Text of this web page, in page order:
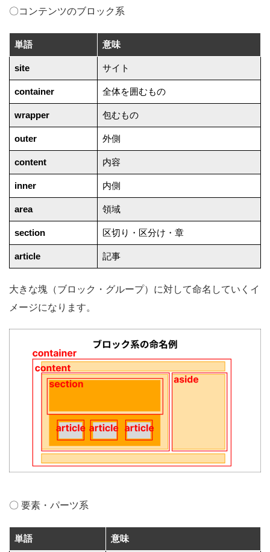
〇コンテンツのブロック系
単語 意味
site サイト
container 全体を囲むもの
wrapper 包むもの
outer 外側
content 内容
inner 内側
area 領域
section 区切り・区分け・章
article 記事
大きな塊（ブロック・グループ）に対して命名していくイ
メージになります。
〇 要素・パーツ系
単語 意味